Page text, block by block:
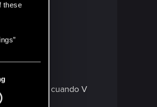
these
pasajero cuando V